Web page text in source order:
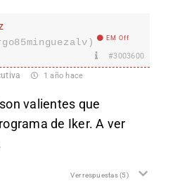
EM Off
#3003600
1 año hace
valientes que
de Iker. A ver
Ver respuestas(5)